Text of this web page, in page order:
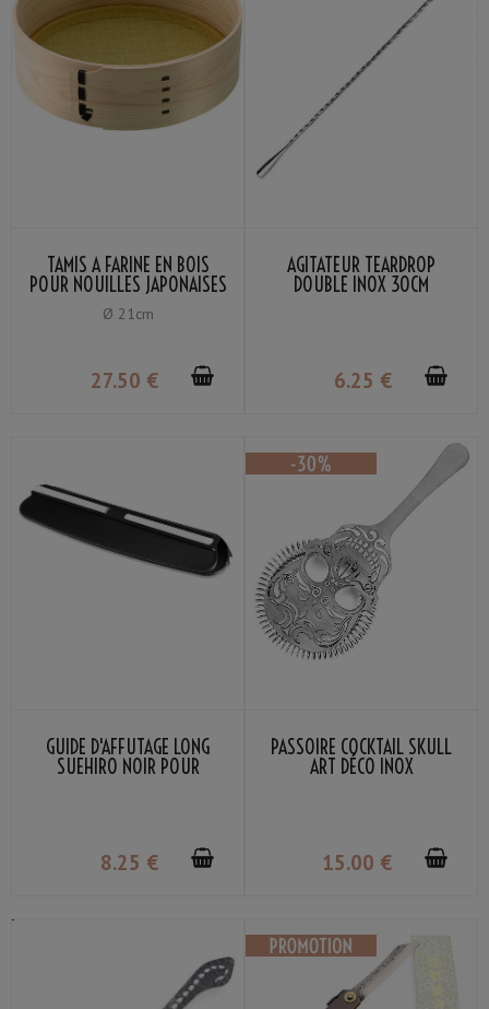
TAMIS À FARINE EN BOIS
POUR NOUILLES JAPONAISES
MAILLE LAITON 60
Ø 21cm
27.50 €
AGITATEUR TEARDROP
DOUBLE INOX 30CM
6.25 €
GUIDE D'AFFÛTAGE LONG
SUEHIRO NOIR POUR
8.25 €
PASSOIRE COCKTAIL SKULL
ART DÉCO INOX
15.00 €